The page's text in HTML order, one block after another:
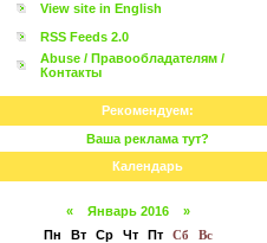
View site in English
RSS Feeds 2.0
Abuse / Правообладателям /
Контакты
Рекомендуем:
Ваша реклама тут?
Календарь
« Январь 2016
»
Пн
Вт Ср Чт Пт Сб
Вс